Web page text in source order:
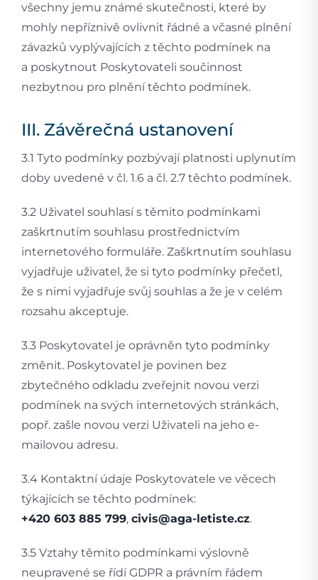
všechny jemu známé skutečnosti, které by
mohly nepříznivě ovlivnit řádné a včasné plnění
závazků vyplývajících z těchto podmínek na
a poskytnout Poskytovateli součinnost
nezbytnou pro plnění těchto podmínek.
III. Závěrečná ustanovení
3.1 Tyto podmínky pozbývají platnosti uplynutím
doby uvedené v čl. 1.6 a čl. 2.7 těchto podmínek.
3.2 Uživatel souhlasí s těmito podmínkami
zaškrtnutím souhlasu prostřednictvím
internetového formuláře. Zaškrtnutím souhlasu
vyjadřuje uživatel, že si tyto podmínky přečetl,
že s nimi vyjadřuje svůj souhlas a že je v celém
rozsahu akceptuje.
3.3 Poskytovatel je oprávněn tyto podmínky
změnit. Poskytovatel je povinen bez
zbytečného odkladu zveřejnit novou verzi
podmínek na svých internetových stránkách,
popř. zašle novou verzi Uživateli na jeho e-
mailovou adresu.
3.4 Kontaktní údaje Poskytovatele ve věcech
týkajících se těchto podmínek:
+420 603 885 799, civis@aga-letiste.cz.
3.5 Vztahy těmito podmínkami výslovně
neupravené se řídí GDPR a právním řádem